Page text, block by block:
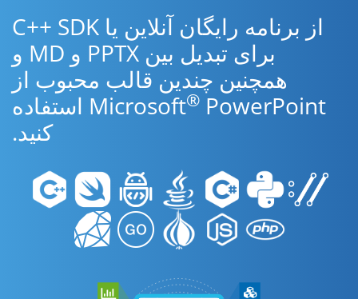
از برنامه رایگان آنلاین یا C++ SDK
برای تبدیل بین PPTX و MD و
همچنین چندین قالب محبوب از
Microsoft®
PowerPoint استفاده
کنید.